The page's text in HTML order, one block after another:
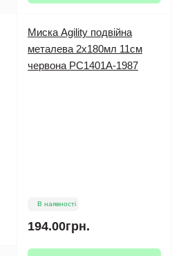
Миска Agility подвійна
металева 2х180мл 11см
червона PС1401А-1987
В наявності
194.00грн.